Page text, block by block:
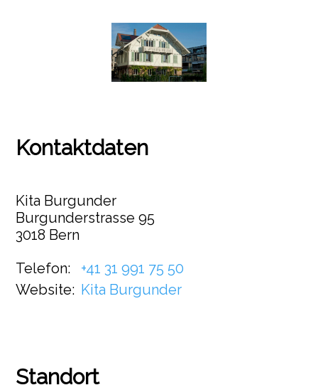
Kontaktdaten
Kita Burgunder
Burgunderstrasse 95
3018 Bern
Telefon:
+41 31 991 75 50
Website: Kita Burgunder
Standort